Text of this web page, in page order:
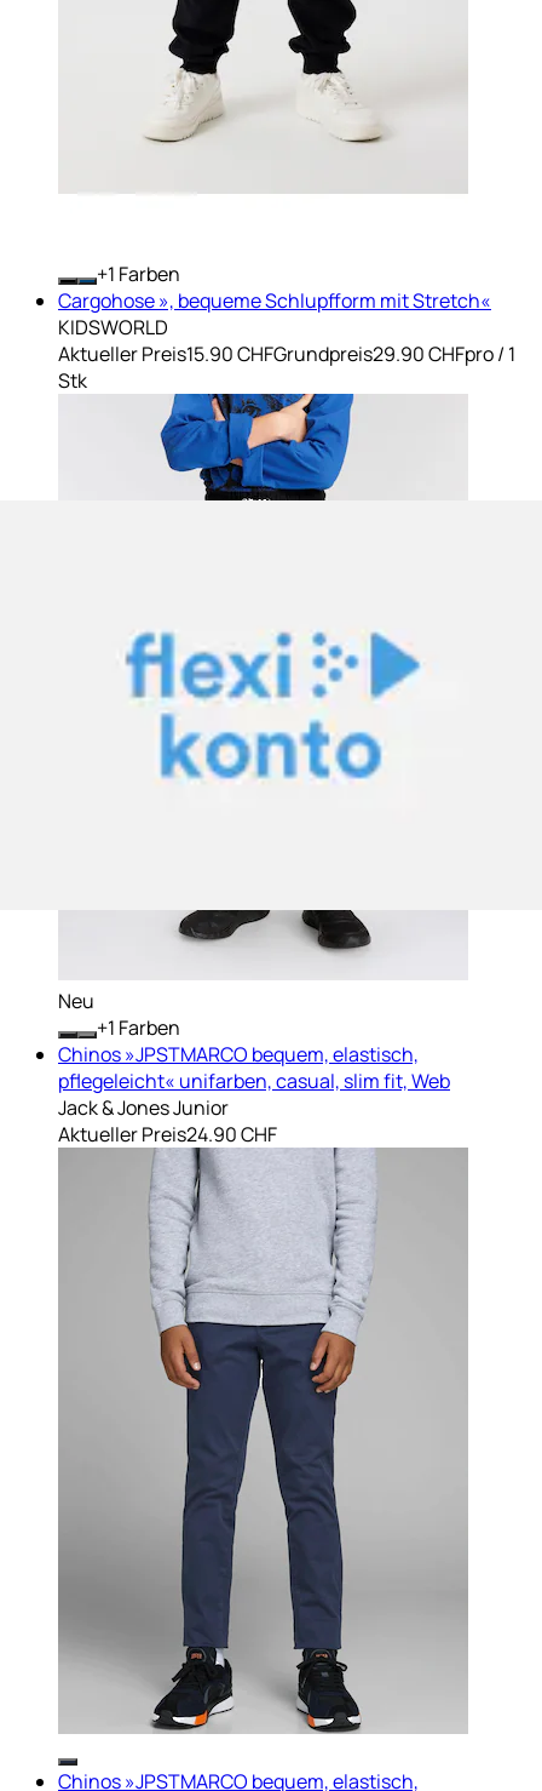
+ Farben
Cargohose », bequeme Schlupfform mit Stretch«
KIDSWORLD
Aktueller Preis15.90 CHFGrundpreis29.90 CHFpro/ 1
Stk
Neu
+ Farben
Chinos »JPSTMARCO bequem, elastisch,
pflegeleicht« unifarben, casual, slim fit, Web
Jack & Jones Junior
Aktueller Preis24.90 CHF
Chinos »JPSTMARCO bequem, elastisch,